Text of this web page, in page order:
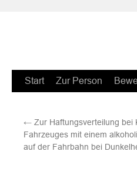
Zum
springen
Start Zur Person
← Zur Haftungsverteilung bei
Fahrzeuges mit einem
auf der Fahrbahn bei